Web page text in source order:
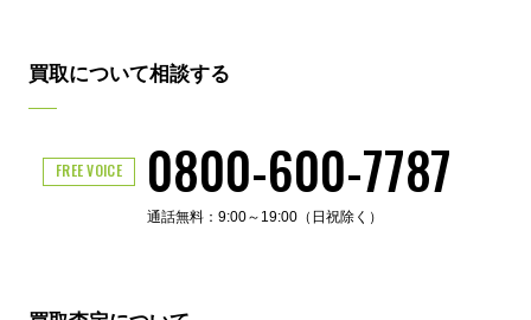
買取について相談する
FREE VOICE 0800-600-7787
通話無料：9:00～19:00（日祝除く）